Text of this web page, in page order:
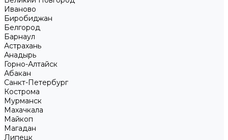
Иваново
Биробиджан
Белгород
Барнаул
Астрахань
Анадырь
Горно-Алтайск
Абакан
Санкт-Петербург
Кострома
Мурманск
Махачкала
Майкоп
Магадан
Липецк